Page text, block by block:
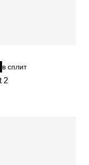
в сплит
2